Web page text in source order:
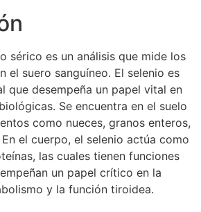
sérico es un análisis que mide los
el suero sanguíneo. El selenio es
que desempeña un papel vital en
Se encuentra en el suelo
como nueces, granos enteros,
el cuerpo, el selenio actúa como
las cuales tienen funciones
un papel crítico en la
y la función tiroidea.